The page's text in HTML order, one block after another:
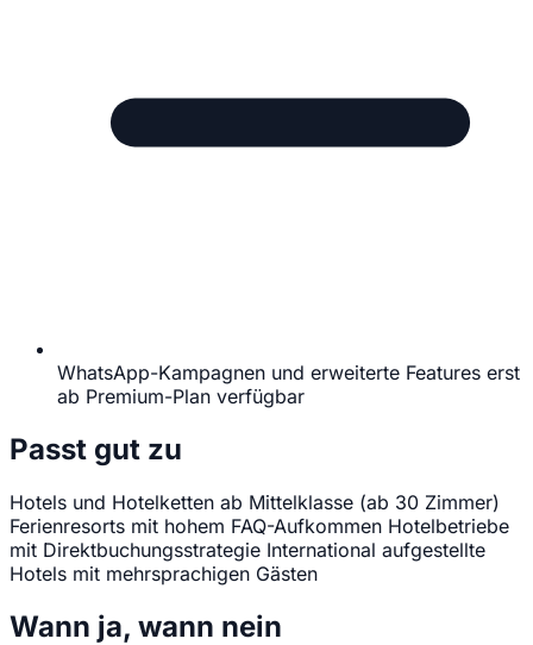
WhatsApp-Kampagnen und erweiterte Features erst
ab Premium-Plan verfügbar
Passt gut zu
Hotels und Hotelketten ab Mittelklasse (ab 30 Zimmer)
Ferienresorts mit hohem FAQ-Aufkommen Hotelbetriebe
mit Direktbuchungsstrategie International aufgestellte
Hotels mit mehrsprachigen Gästen
Wann ja, wann nein